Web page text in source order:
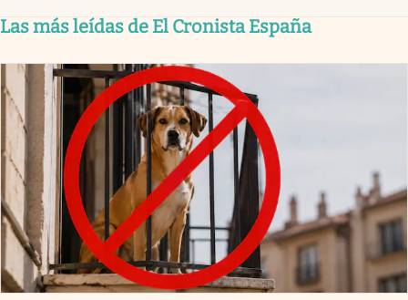
Las más leídas de El Cronista España